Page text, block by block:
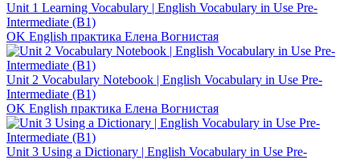
Unit 1 Learning Vocabulary | English Vocabulary in Use Pre-
Intermediate (B1)
OK English практика Елена Вогнистая
Unit 2 Vocabulary Notebook | English Vocabulary in Use Pre-
Intermediate (B1)
OK English практика Елена Вогнистая
Unit 3 Using a Dictionary | English Vocabulary in Use Pre-